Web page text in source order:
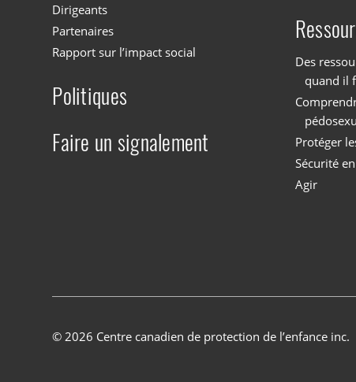
Dirigeants
Partenaires
Rapport sur l’impact social
Politiques
Faire un signalement
Des
quand il
Protéger
Sécurité
Agir
© 2026 Centre canadien de protection de l’enfance inc.